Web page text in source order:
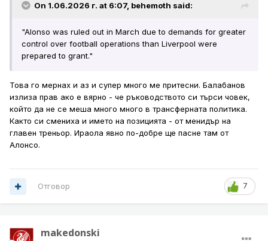
On 1.06.2026 г. at 6:07, behemoth said:
"Alonso was ruled out in March due to demands for greater
control over football operations than Liverpool were
prepared to grant."
Това го мернах и аз и супер много ме притесни. Балабанов
излиза прав ако е вярно - че ръководството си търси човек,
който да не се меша много много в трансферната политика.
Както си смениха и името на позицията - от менидър на
главен треньор. Ираола явно по-добре ще пасне там от
Алонсо.
7
Отговор
makedonski